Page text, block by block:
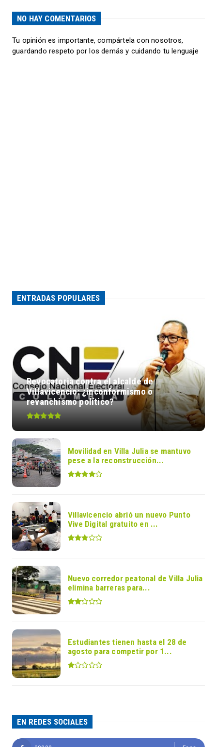
NO HAY COMENTARIOS
Tu opinión es importante, compártela con nosotros,
guardando respeto por los demás y cuidando tu lenguaje
ENTRADAS POPULARES
Revocatoria contra el alcalde de
Villavicencio: ¿inconformismo o
revanchismo político?
Movilidad en Villa Julia se mantuvo
pese a la reconstrucción...
Villavicencio abrió un nuevo Punto
Vive Digital gratuito en ...
Nuevo corredor peatonal de Villa Julia
elimina barreras para...
Estudiantes tienen hasta el 28 de
agosto para competir por 1...
EN REDES SOCIALES